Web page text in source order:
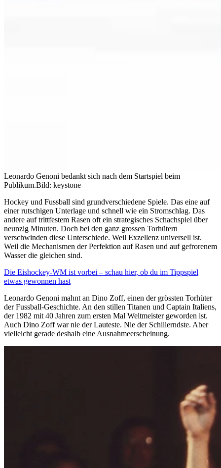
Leonardo Genoni bedankt sich nach dem Startspiel beim
Publikum.Bild: keystone
Hockey und Fussball sind grundverschiedene Spiele. Das eine auf
einer rutschigen Unterlage und schnell wie ein Stromschlag. Das
andere auf trittfestem Rasen oft ein strategisches Schachspiel über
neunzig Minuten. Doch bei den ganz grossen Torhütern
verschwinden diese Unterschiede. Weil Exzellenz universell ist.
Weil die Mechanismen der Perfektion auf Rasen und auf gefrorenem
Wasser die gleichen sind.
Die Eishockey-WM ist vorbei – schau hier, ob du im Tippspiel
etwas gewonnen hast
Leonardo Genoni mahnt an Dino Zoff, einen der grössten Torhüter
der Fussball-Geschichte. An den stillen Titanen und Captain Italiens,
der 1982 mit 40 Jahren zum ersten Mal Weltmeister geworden ist.
Auch Dino Zoff war nie der Lauteste. Nie der Schillerndste. Aber
vielleicht gerade deshalb eine Ausnahmeerscheinung.